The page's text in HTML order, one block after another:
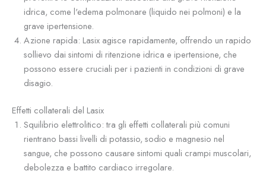
idrica, come l'edema polmonare (liquido nei polmoni) e la
grave ipertensione.
Azione rapida: Lasix agisce rapidamente, offrendo un rapido
sollievo dai sintomi di ritenzione idrica e ipertensione, che
possono essere cruciali per i pazienti in condizioni di grave
disagio.
Effetti collaterali del Lasix
Squilibrio elettrolitico: tra gli effetti collaterali più comuni
rientrano bassi livelli di potassio, sodio e magnesio nel
sangue, che possono causare sintomi quali crampi muscolari,
debolezza e battito cardiaco irregolare.